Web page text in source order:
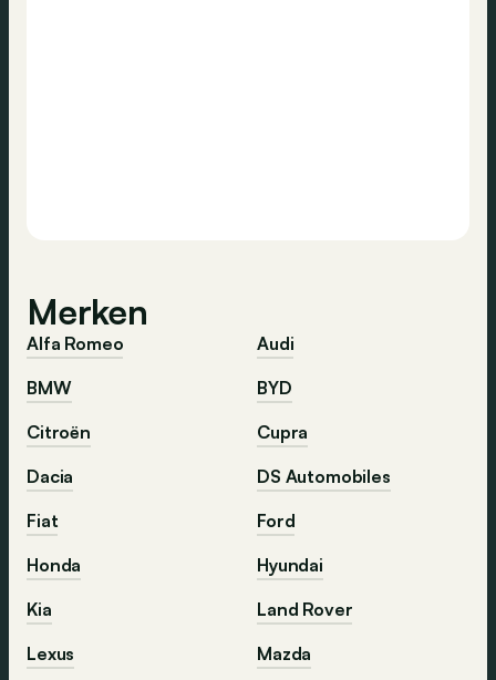
Merken
Alfa Romeo
Audi
BMW
BYD
Citroën
Cupra
Dacia
DS Automobiles
Fiat
Ford
Honda
Hyundai
Kia
Land Rover
Lexus
Mazda